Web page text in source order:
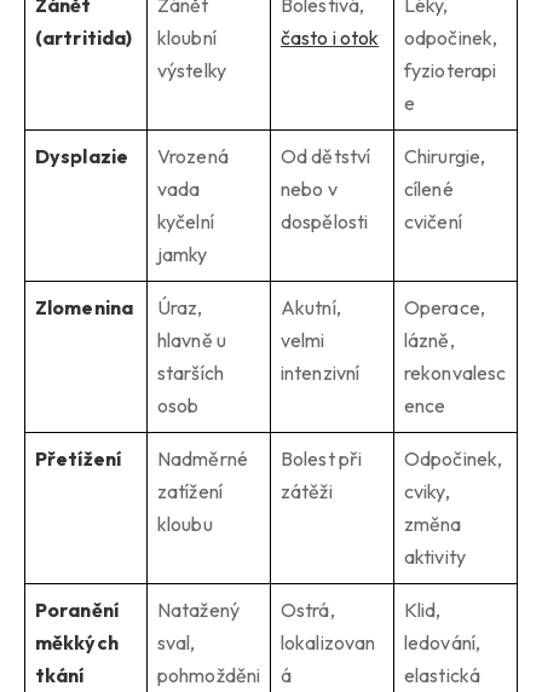
Zánět
(artritida)
Zánět
kloubní
výstelky
Bolestivá,
často i otok
Léky,
odpočinek,
fyzioterapi
e
Dysplazie
Vrozená
vada
kyčelní
jamky
Od dětství
nebo v
dospělosti
Chirurgie,
cílené
cvičení
Zlomenina
Úraz,
hlavně u
starších
osob
Akutní,
velmi
intenzivní
Operace,
lázně,
rekonvalesc
ence
Přetížení
Nadměrné
zatížení
kloubu
Bolest při
zátěži
Odpočinek,
cviky,
změna
aktivity
Poranění
měkkých
tkání
Natažený
sval,
pohmožděni
Ostrá,
lokalizovan
á
Klid,
ledování,
elastická